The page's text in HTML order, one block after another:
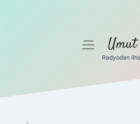
Gizlilik Politikası
menüyü
Radyodan